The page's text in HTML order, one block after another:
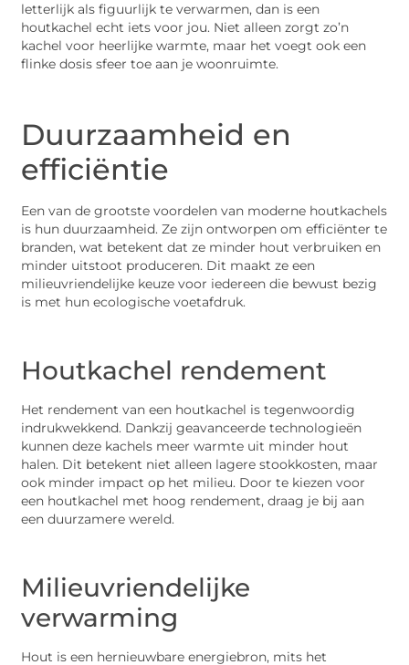
letterlijk als figuurlijk te verwarmen, dan is een
houtkachel echt iets voor jou. Niet alleen zorgt zo’n
kachel voor heerlijke warmte, maar het voegt ook een
flinke dosis sfeer toe aan je woonruimte.
Duurzaamheid en
efficiëntie
Een van de grootste voordelen van moderne houtkachels
is hun duurzaamheid. Ze zijn ontworpen om efficiënter te
branden, wat betekent dat ze minder hout verbruiken en
minder uitstoot produceren. Dit maakt ze een
milieuvriendelijke keuze voor iedereen die bewust bezig
is met hun ecologische voetafdruk.
Houtkachel rendement
Het rendement van een houtkachel is tegenwoordig
indrukwekkend. Dankzij geavanceerde technologieën
kunnen deze kachels meer warmte uit minder hout
halen. Dit betekent niet alleen lagere stookkosten, maar
ook minder impact op het milieu. Door te kiezen voor
een houtkachel met hoog rendement, draag je bij aan
een duurzamere wereld.
Milieuvriendelijke
verwarming
Hout is een hernieuwbare energiebron, mits het